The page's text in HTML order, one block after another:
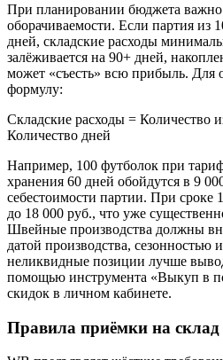
При планировании бюджета важно
оборачиваемости. Если партия из
дней, складские расходы
залёживается на 90+ дней,
может «съесть» всю прибыль. Для
формулу:
Складские расходы = Количество
Количество дней
Например, 100 футболок при
хранения 60 дней обойдутся в 9
себестоимости партии. При сроке
до 18 000 руб., что уже
Швейные производства должны
датой производства, сезонностью
неликвидные позиции лучше
помощью инструмента «Выкуп в
скидок в личном кабинете.
Правила приёмки на склад